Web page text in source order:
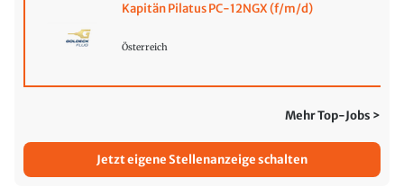
Kapitän Pilatus PC-12NGX (f/m/d)
Österreich
Mehr Top-Jobs >
Jetzt eigene Stellenanzeige schalten